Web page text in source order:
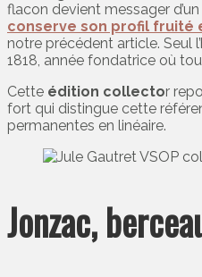
flacon devient messager
conserve son profil fruité
notre précédent article. Seul
1818, année fondatrice où
Cette édition collector
fort qui distingue cette
permanentes en linéaire.
Jonzac,